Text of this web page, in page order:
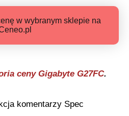
w wybranym sklepie na
ceny Gigabyte G27FC.
komentarzy Spec